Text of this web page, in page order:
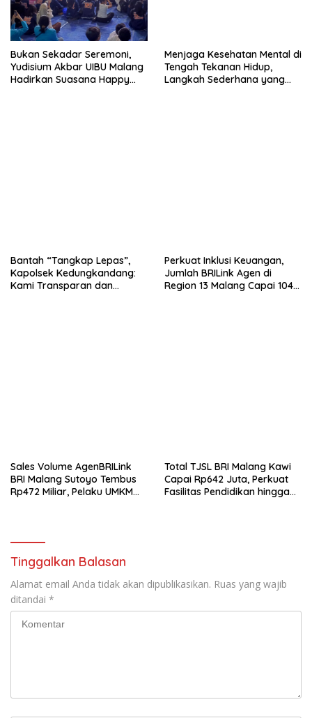
Bukan Sekadar Seremoni,
Yudisium Akbar UIBU Malang
Hadirkan Suasana Happy
Menjaga Kesehatan Mental di
Tengah Tekanan Hidup,
Langkah Sederhana yang
Bantah “Tangkap Lepas”,
Kapolsek Kedungkandang:
Kami Transparan dan
Perkuat Inklusi Keuangan,
Jumlah BRILink Agen di
Region 13 Malang Capai 104
Sales Volume AgenBRILink
BRI Malang Sutoyo Tembus
Rp472 Miliar, Pelaku UMKM
Total TJSL BRI Malang Kawi
Capai Rp642 Juta, Perkuat
Fasilitas Pendidikan hingga
Tinggalkan Balasan
Alamat email Anda tidak akan dipublikasikan. Ruas yang wajib
ditandai *